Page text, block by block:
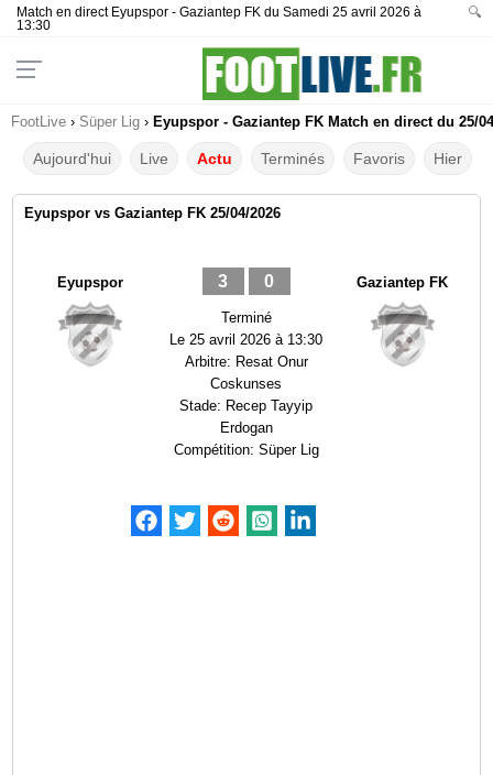
Match en direct Eyupspor - Gaziantep FK du Samedi 25 avril 2026 à
13:30
🔍
FootLive › Süper Lig › Eyupspor - Gaziantep FK Match en direct du 25/
Aujourd'hui Live Actu Terminés Favoris Hier
Eyupspor vs Gaziantep FK 25/04/2026
Eyupspor 3 0
Terminé
Le25 avril 2026 à 13:30
Arbitre: Resat Onur
Coskunses
Stade: Recep Tayyip
Erdogan
Compétition: Süper Lig
Gaziantep FK